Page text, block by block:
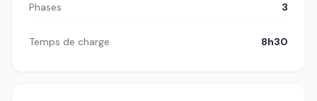
Phases 3
Temps de charge 8h30